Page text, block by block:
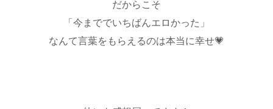
だからこそ
「今まででいちばんエロかった」
なんて言葉をもらえるのは本当に幸せ💗